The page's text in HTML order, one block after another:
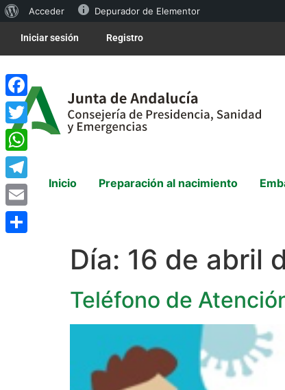
Acceder Depurador de Elementor
Iniciar sesión Registro
Inicio Preparación al nacimiento
Día: 16 de abril
Teléfono de
Facebook
Twitter
WhatsApp
Telegram
Email